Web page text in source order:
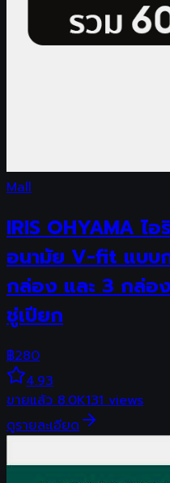
Mall
IRIS OHYAMA ไ
อนามัย V-fit แบ
กล่อง และ 3 กล่อ
ชู่เปียก
฿280
4.93
ขายแล้ว8.0K131views
ดูรายละเอียด